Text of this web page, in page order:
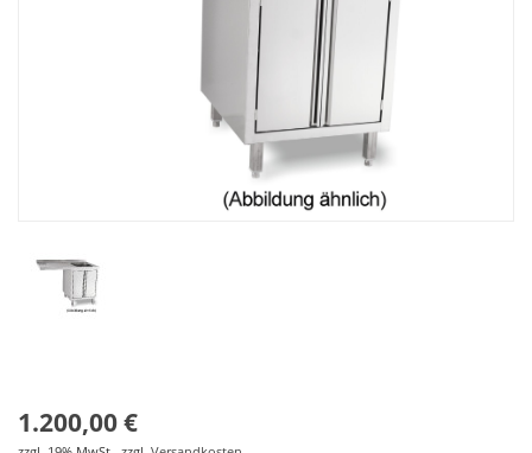
1.200,00 €